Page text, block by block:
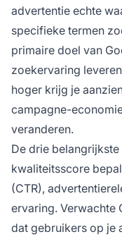
advertentie echte
specifieke termen
primaire doel van
zoekervaring
hoger krijg je
campagne-
veranderen.
De drie
kwaliteitsscore
(CTR),
ervaring. Verwachte
dat gebruikers op je